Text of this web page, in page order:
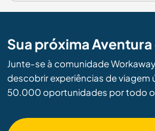
Sua próxima
Junte-se à comunidade
descobrir experiências de viagem
50.000 oportunidades por todo